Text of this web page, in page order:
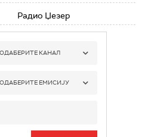
Радио Џезер
ОДАБЕРИТЕ КАНАЛ
РАДИО БЕОГРАД 1
РАДИО БЕОГРАД 3
ОДАБЕРИТЕ ЕМИСИЈУ